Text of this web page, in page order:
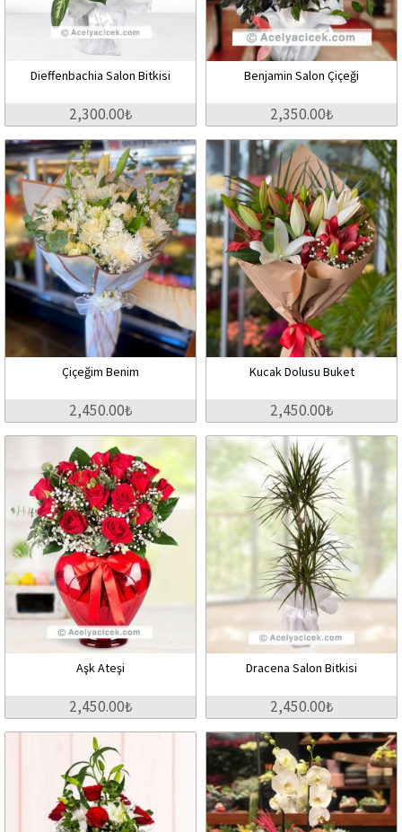
Dieffenbachia Salon Bitkisi
2,300.00₺
Benjamin Salon Çiçeği
2,350.00₺
Çiçeğim Benim
2,450.00₺
Kucak Dolusu Buket
2,450.00₺
Aşk Ateşi
2,450.00₺
Dracena Salon Bitkisi
2,450.00₺